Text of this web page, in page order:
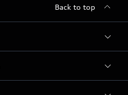
Back to top